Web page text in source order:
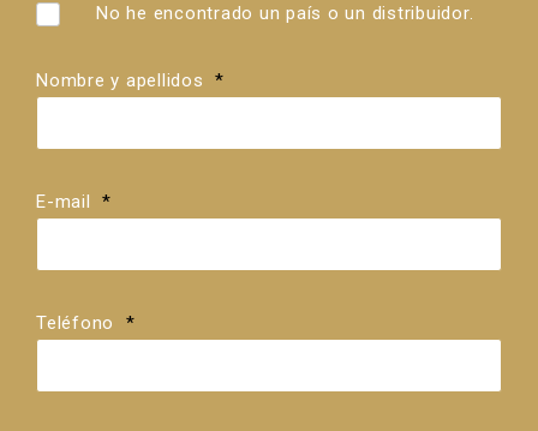
No he encontrado un país o un distribuidor.
Nombre y apellidos *
E-mail *
Teléfono *